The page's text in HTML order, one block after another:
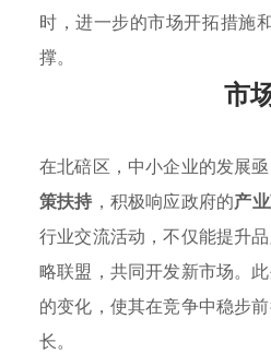
时，进一步的市场开拓措施
撑。
市
在北碚区，中小企业的发展
策扶持 ，积极响应政府的产
行业交流活动，不仅能提升
略联盟，共同开发新市场。
的变化，使其在竞争中稳步
长。